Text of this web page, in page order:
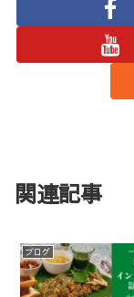
関連記事
ブログ